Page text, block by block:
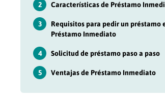
2 Características de Préstamo
3
Requisitos para pedir un préstamo
Préstamo Inmediato
4 Solicitud de préstamo paso a paso
5 Ventajas de Préstamo Inmediato